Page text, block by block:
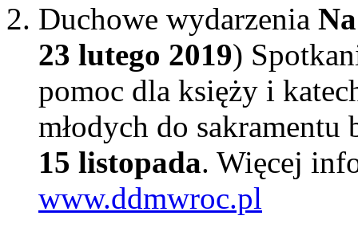
Duchowe wydarzenia
23 lutego 2019)
pomoc dla księży i
młodych do
15 listopada. Więcej
www.ddmwroc.pl